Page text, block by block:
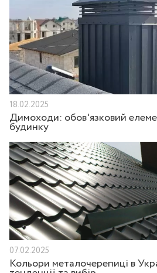
18.02.2025
Димоходи: обов'язковий
будинку
07.02.2025
Кольори металочерепиці в